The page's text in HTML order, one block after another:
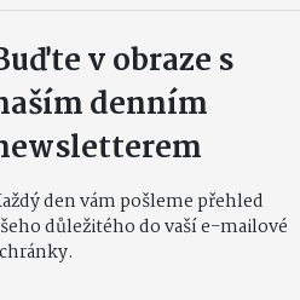
v obraze s
denním
den vám pošleme přehled
důležitého do vaší e-mailové